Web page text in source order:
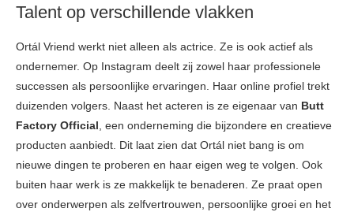
Talent op verschillende vlakken
Ortál Vriend werkt niet alleen als actrice. Ze is ook actief als
ondernemer. Op Instagram deelt zij zowel haar professionele
successen als persoonlijke ervaringen. Haar online profiel trekt
duizenden volgers. Naast het acteren is ze eigenaar van Butt
Factory Official , een onderneming die bijzondere en creatieve
producten aanbiedt. Dit laat zien dat Ortál niet bang is om
nieuwe dingen te proberen en haar eigen weg te volgen. Ook
buiten haar werk is ze makkelijk te benaderen. Ze praat open
over onderwerpen als zelfvertrouwen, persoonlijke groei en het